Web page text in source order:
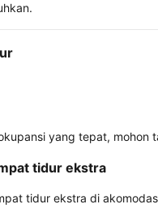
yang tepat,
tidur ekstra
tidur ekstra di